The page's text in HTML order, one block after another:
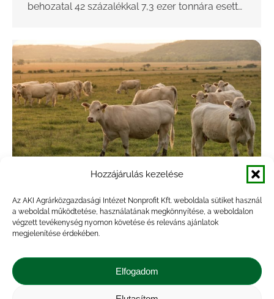
Hozzájárulás kezelése
Az AKI Agrárközgazdasági Intézet Nonprofit Kft. weboldala sütiket használ
a weboldal működtetése, használatának megkönnyítése, a weboldalon
végzett tevékenység nyomon követése és releváns ajánlatok
megjelenítése érdekében.
Elfogadom
behozatal 42 százalékkal 7,3 ezer tonnára esett…
Emelkedett a vágómarha termelői ára
2025 első 16 hetében